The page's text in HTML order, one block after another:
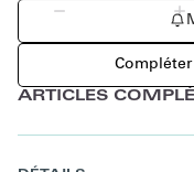
ARTICLES